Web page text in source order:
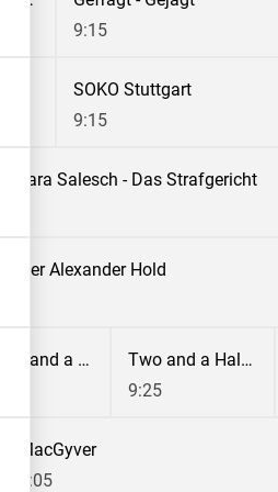
9:15
SOKO Stuttgart
9:15
Barbara Salesch - Das Strafgericht
Richter Alexander Hold
Two and a Half Men
Two and a Half Men
9:25
MacGyver
9:05